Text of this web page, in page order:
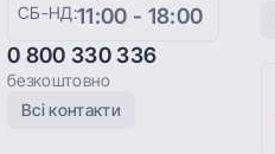
СБ-НД:11:00 - 18:00
0 800 330 336
безкоштовно
Всі контакти